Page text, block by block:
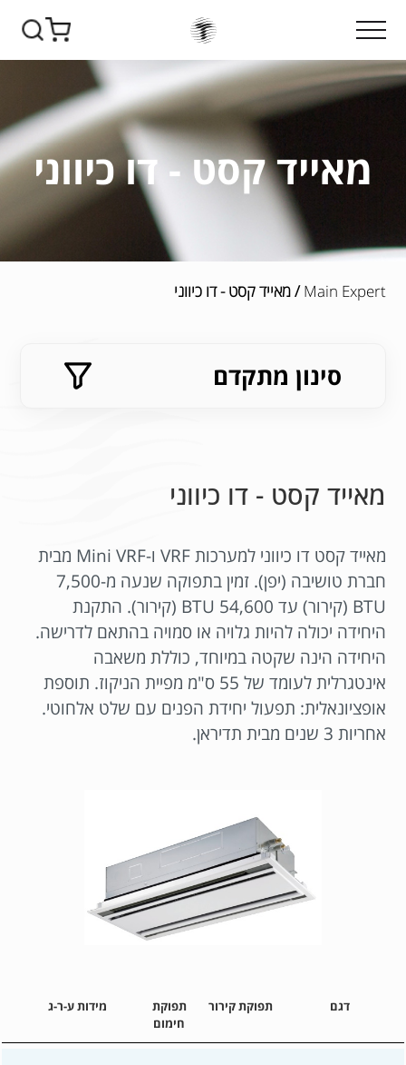
מאייד קסט - דו כיווני
Main Expert / מאייד קסט - דו כיווני
סינון מתקדם
מאייד קסט - דו כיווני
מאייד קסט דו כיווני למערכות VRF ו-Mini VRF מבית
חברת טושיבה (יפן). זמין בתפוקה שנעה מ-7,500
BTU (קירור) עד 54,600 BTU (קירור). התקנת
היחידה יכולה להיות גלויה או סמויה בהתאם לדרישה.
היחידה הינה שקטה במיוחד, כוללת משאבה
אינטגרלית לעומד של 55 ס"מ מפיית הניקוז. תוספת
אופציונאלית: תפעול יחידת הפנים עם שלט אלחוטי.
אחריות 3 שנים מבית תדיראן.
דגם תפוקת קירור
תפוקת
חימום
מידות ע-ר-ג